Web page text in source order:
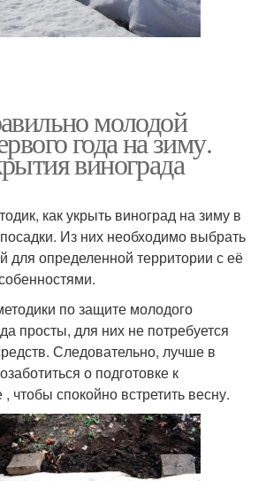
молодой
года на зиму.
винограда
как укрыть виноград на зиму в
Из них необходимо выбрать
определенной территории с её
по защите молодого
просты, для них не потребуется
Следовательно, лучше в
о подготовке к
чтобы спокойно встретить весну.